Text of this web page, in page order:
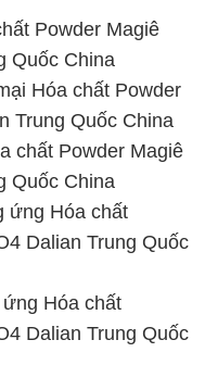
chất Powder Magiê
China
ứng Hóa chất
Dalian Trung Quốc
Hóa chất
Dalian Trung Quốc
chất Powder
Trung Quốc China
Hóa chất Powder
Trung Quốc China